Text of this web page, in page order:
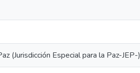
(Jurisdicción Especial para la Paz-JEP-)